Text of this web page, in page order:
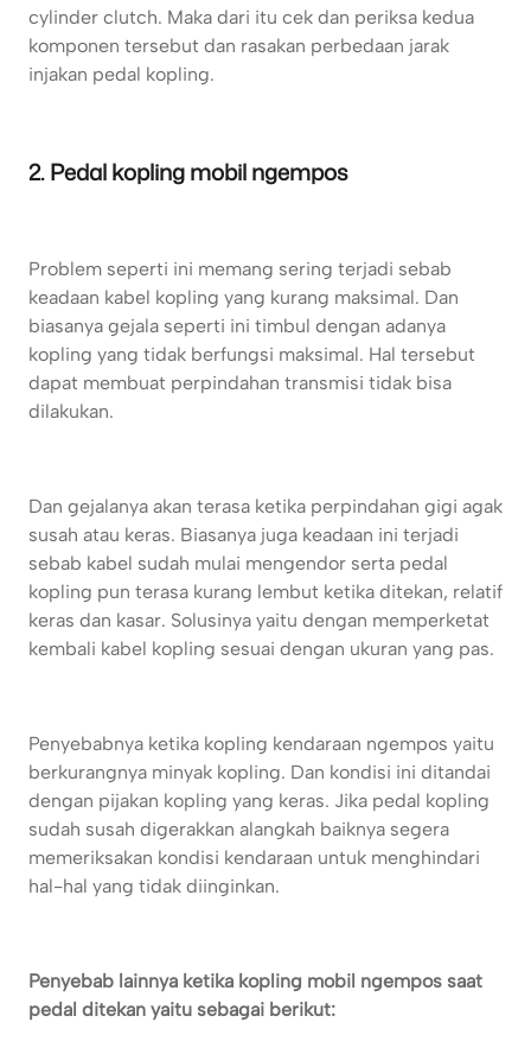
cylinder clutch. Maka dari itu cek dan periksa kedua
komponen tersebut dan rasakan perbedaan jarak
injakan pedal kopling.
2. Pedal kopling mobil ngempos
Problem seperti ini memang sering terjadi sebab
keadaan kabel kopling yang kurang maksimal. Dan
biasanya gejala seperti ini timbul dengan adanya
kopling yang tidak berfungsi maksimal. Hal tersebut
dapat membuat perpindahan transmisi tidak bisa
dilakukan.
Dan gejalanya akan terasa ketika perpindahan gigi agak
susah atau keras. Biasanya juga keadaan ini terjadi
sebab kabel sudah mulai mengendor serta pedal
kopling pun terasa kurang lembut ketika ditekan, relatif
keras dan kasar. Solusinya yaitu dengan memperketat
kembali kabel kopling sesuai dengan ukuran yang pas.
Penyebabnya ketika kopling kendaraan ngempos yaitu
berkurangnya minyak kopling. Dan kondisi ini ditandai
dengan pijakan kopling yang keras. Jika pedal kopling
sudah susah digerakkan alangkah baiknya segera
memeriksakan kondisi kendaraan untuk menghindari
hal-hal yang tidak diinginkan.
Penyebab lainnya ketika kopling mobil ngempos saat
pedal ditekan yaitu sebagai berikut: